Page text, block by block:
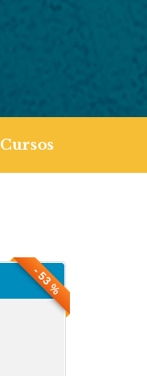
Cursos
- 53 %